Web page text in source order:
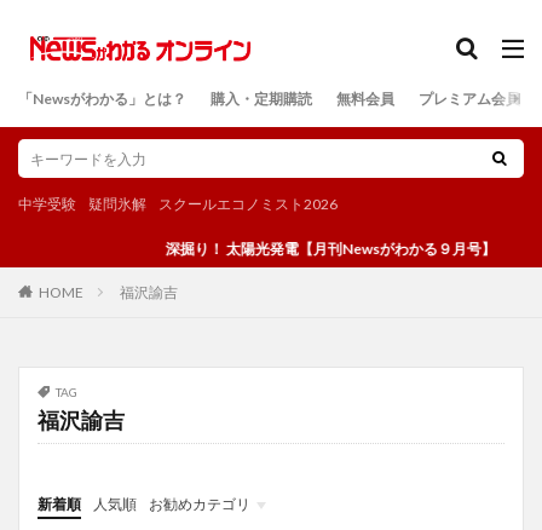
「Newsがわかる」とは？ 購入・定期購読 無料会員 プレミアム会員
中学受験 疑問氷解 スクールエコノミスト2026
深掘り！ 太陽光発電【月刊Newsがわかる９月号】
HOME 福沢諭吉
TAG
福沢諭吉
新着順 人気順
お勧めカテゴリ
検索